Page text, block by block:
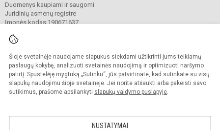
Šioje svetainėje naudojame slapukus siekdami užtikrinti jums teikiamų
paslaugų kokybę, analizuoti svetainės naudojimą ir optimizuoti naršymo
patirtį. Spustelėję mygtuką „Sutinku“, jūs patvirtinate, kad sutinkate su visų
slapukų naudojimu šioje svetainėje. Jei norite atšaukti arba pakeisti savo
sutikimus, prašome apsilankyti slapukų valdymo puslapyje.
NUSTATYMAI
Duomenys kaupiami ir saugomi
Juridinių asmenų registre
Įmonės kodas 190671637
© 2022. Radviliškio Gražinos pagrindinė mokykla. Visos teisės saugomos.
Kopijuoti turinį be raštiško įstaigos administracijos sutikimo griežtai draudžiama.
Prieinamumo paraiška Slapukų valdymas
Sumanus būdas atnaujinti